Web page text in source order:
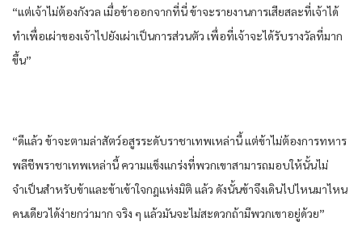
“แต่​เจ้าไม่ต้อง​กังวล​ เมื่อ​ข้า​ออกจาก​ที่นี่​ ข้า​จะราย​งานการ​เสียสละ​ที่​เจ้าได้​
ทำ​เพื่อ​เผ่า​ของ​เจ้าไปยัง​เผ่า​เป็นการ​ส่วนตัว​ เพื่อ​ที่​เจ้าจะได้​รับรางวัล​ที่​มาก
ขึ้น​”
“ดีแล้ว​ ข้า​จะตาม​ล่าสัตว์​อสูร​ระดับ​ราชา​เทพ​เหล่านี้​ แต่​ข้า​ไม่ต้อง​การทหาร​
พลีชีพ​ราชา​เทพ​เหล่านี้​ ความ​แข็งแกร่ง​ที่​พวกเขา​สามารถ​มอบให้​นั้น​ไม่
จำเป็น​สำหรับ​ข้า​และ​ข้า​เข้าใจ​กฎ​แห่ง​มิติ​ แล้ว​ ดังนั้น​ข้า​จึงเดิน​ไปไหน​มาไหน​
คนเดียว​ได้​ง่าย​กว่า​มาก​ จริง ๆ​ แล้ว​มัน​จะไม่สะดวก​ถ้ามีพวกเขา​อยู่​ด้วย​”